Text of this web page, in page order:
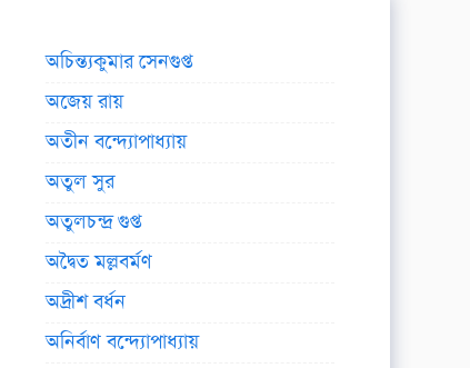
অচিন্ত্যকুমার সেনগুপ্ত
অজেয় রায়
অতীন বন্দ্যোপাধ্যায়
অতুল সুর
অতুলচন্দ্র গুপ্ত
অদ্বৈত মল্লবর্মণ
অদ্রীশ বর্ধন
অনির্বাণ বন্দ্যোপাধ্যায়